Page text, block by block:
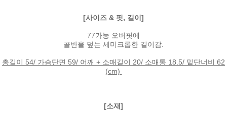
[사이즈 & 핏, 길이]
77가능 오버핏에
골반을 덮는 세미크롭한 길이감.
총길이 54/ 가슴단면 59/ 어깨 + 소매길이 20/ 소매통 18.5/ 밑단너비 62
(cm)
[소재]